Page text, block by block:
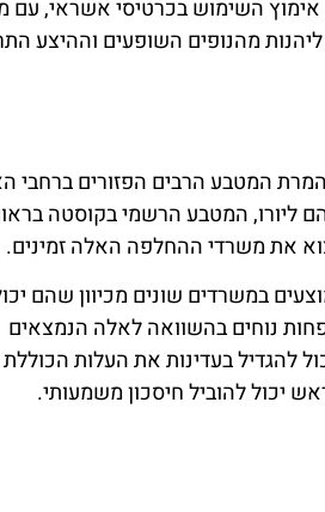
אימוץ השימוש בכרטיסי אשראי, עם
מהנופים השופעים וההיצע
המטבע הרבים הפזורים ברחבי
ליורו, המטבע הרשמי בקוסטה
את משרדי ההחלפה האלה זמינים.
במשרדים שונים מכיוון שהם
נוחים בהשוואה לאלה הנמצאים
להגדיל בעדינות את העלות
להוביל חיסכון משמעותי.